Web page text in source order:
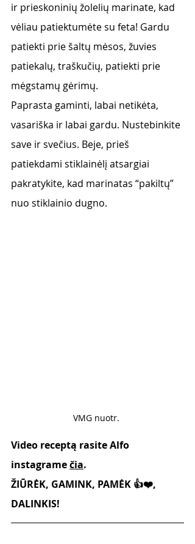
ir prieskoninių žolelių marinate, kad
vėliau patiektumėte su feta! Gardu
patiekti prie šaltų mėsos, žuvies
patiekalų, traškučių, patiekti prie
mėgstamų gėrimų.
Paprasta gaminti, labai netikėta,
vasariška ir labai gardu. Nustebinkite
save ir svečius. Beje, prieš
patiekdami stiklainėlį atsargiai
pakratykite, kad marinatas “pakiltų”
nuo stiklainio dugno.
VMG nuotr.
Video receptą rasite Alfo
instagrame čia.
ŽIŪRĖK, GAMINK, PAMĖK 👍❤️,
DALINKIS!